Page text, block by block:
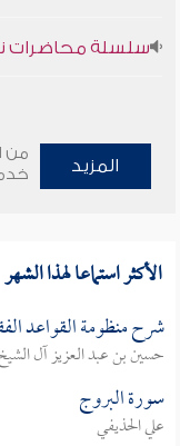
سلسلة محاضرات
المزيد
من
الأكثر استماعا لهذا الشهر
شرح منظومة القواعد
حسين بن عبد العزيز آل
سورة البروج
علي الحذيفي